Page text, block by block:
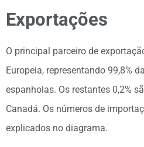
Exportações
O principal parceiro de
Europeia, representando 99,8%
espanholas. Os restantes 0,2%
Canadá. Os números de
explicados no diagrama.